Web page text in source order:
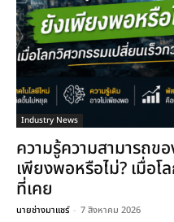
Industry News
ความรู้ความสามารถข
เพียงพอหรือไม่? เมื่อโ
ที่เคย
นายช่างมาแชร์ - 7 สิงหาคม 2026